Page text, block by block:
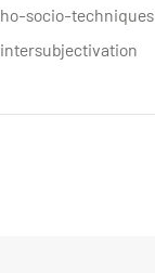
socio-techniques